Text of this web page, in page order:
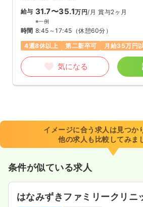
給与 31.7〜35.1万円/月 賞与2ヶ月
※一例
時間 8:45～17:45 （休憩60分）
4週8休以上
第二新卒可 月給35万円
気になる
イメージに合う求人は見つか
他の求人も比較してみま
条件が似ている求人
はなみずきファミリークリニ